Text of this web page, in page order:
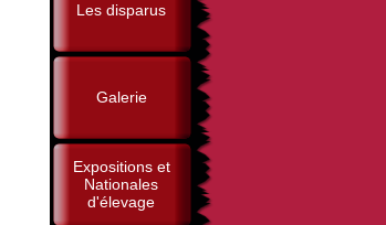
Les disparus
Galerie
Expositions et
Nationales
d'élevage